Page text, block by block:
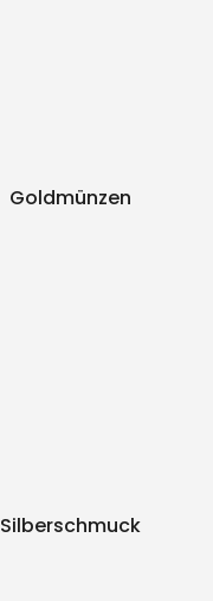
Goldmünzen
Silberschmuck